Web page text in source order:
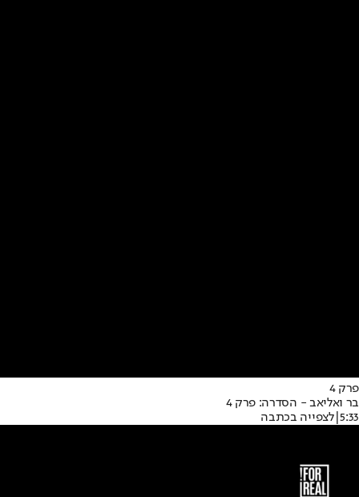
פרק 4
בר ואליאב - הסדרה: פרק 4
5:33
|לצפייה בכתבה